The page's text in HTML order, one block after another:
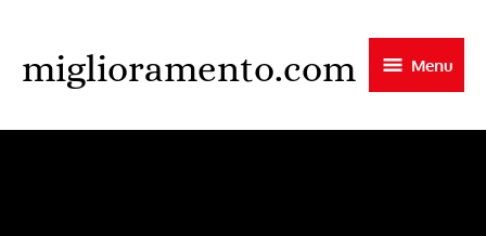
to
content
miglioramento.com Menu